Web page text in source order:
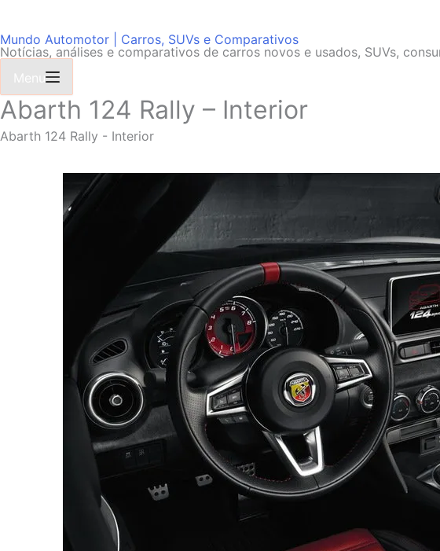
Mundo Automotor | Carros, SUVs e Comparativos
Notícias, análises e comparativos de carros novos e usados, SUVs,
Menu
Abarth 124 Rally – Interior
Abarth 124 Rally - Interior